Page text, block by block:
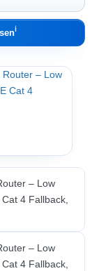
ℹ︎